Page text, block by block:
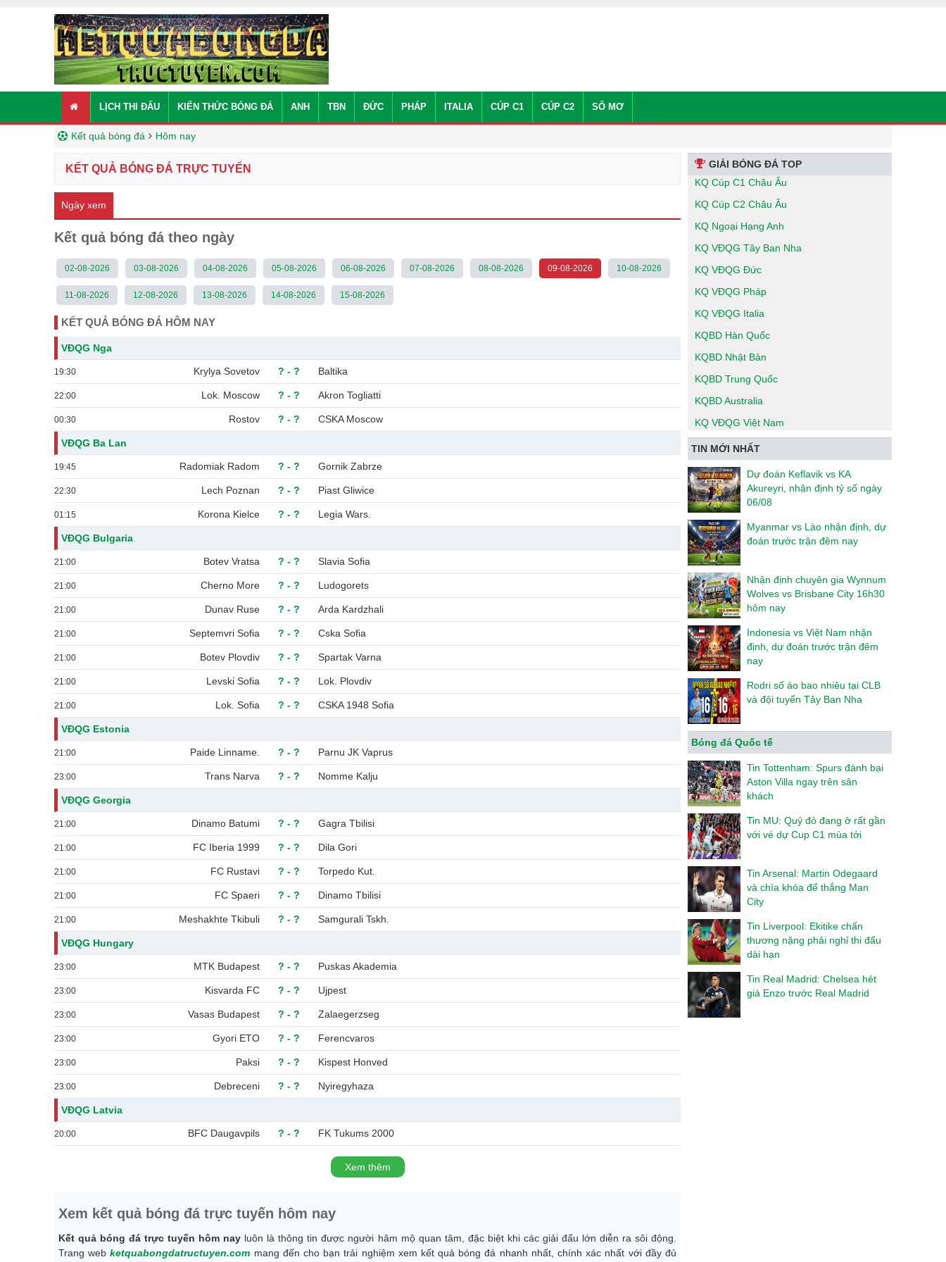
LỊCH THI ĐẤU KIẾN THỨC BÓNG ĐÁ ANH TBN ĐỨC PHÁP ITALIA CÚP C1 CÚP C2 SỔ MƠ
Kết quả bóng đá Hôm nay
KẾT QUẢ BÓNG ĐÁ TRỰC TUYẾN
Ngày xem
Kết quả bóng đá theo ngày
02-08-2026 03-08-2026 04-08-2026 05-08-2026 06-08-2026 07-08-2026 08-08-2026 09-08-2026 10-08-2026
11-08-2026 12-08-2026 13-08-2026 14-08-2026 15-08-2026
KẾT QUẢ BÓNG ĐÁ HÔM NAY
VĐQG Nga
19:30 Krylya Sovetov ? - ? Baltika
22:00 Lok. Moscow ? - ? Akron Togliatti
00:30 Rostov ? - ? CSKA Moscow
VĐQG Ba Lan
19:45 Radomiak Radom ? - ? Gornik Zabrze
22:30 Lech Poznan ? - ? Piast Gliwice
01:15 Korona Kielce ? - ? Legia Wars.
VĐQG Bulgaria
21:00 Botev Vratsa ? - ? Slavia Sofia
21:00 Cherno More ? - ? Ludogorets
21:00 Dunav Ruse ? - ? Arda Kardzhali
21:00 Septemvri Sofia ? - ? Cska Sofia
21:00 Botev Plovdiv ? - ? Spartak Varna
21:00 Levski Sofia ? - ? Lok. Plovdiv
21:00 Lok. Sofia ? - ? CSKA 1948 Sofia
VĐQG Estonia
21:00 Paide Linname. ? - ? Parnu JK Vaprus
23:00 Trans Narva ? - ? Nomme Kalju
VĐQG Georgia
21:00 Dinamo Batumi ? - ? Gagra Tbilisi
21:00 FC Iberia 1999 ? - ? Dila Gori
21:00 FC Rustavi ? - ? Torpedo Kut.
21:00 FC Spaeri ? - ? Dinamo Tbilisi
21:00 Meshakhte Tkibuli ? - ? Samgurali Tskh.
VĐQG Hungary
23:00 MTK Budapest ? - ? Puskas Akademia
23:00 Kisvarda FC ? - ? Ujpest
23:00 Vasas Budapest ? - ? Zalaegerzseg
23:00 Gyori ETO ? - ? Ferencvaros
23:00 Paksi ? - ? Kispest Honved
23:00 Debreceni ? - ? Nyiregyhaza
VĐQG Latvia
20:00 BFC Daugavpils ? - ? FK Tukums 2000
Xem thêm
Xem kết quả bóng đá trực tuyến hôm nay
Kết quả bóng đá trực tuyến hôm nay luôn là thông tin được người hâm mộ quan tâm, đặc biệt khi các giải đấu lớn diễn ra sôi động.
Trang webketquabongdatructuyen.com mang đến cho bạn trải nghiệm xem kết quả bóng đá nhanh nhất, chính xác nhất với đầy đủ
GIẢI BÓNG ĐÁ TOP
KQ Cúp C1 Châu Âu
KQ Cúp C2 Châu Âu
KQ Ngoại Hạng Anh
KQ VĐQG Tây Ban Nha
KQ VĐQG Đức
KQ VĐQG Pháp
KQ VĐQG Italia
KQBD Hàn Quốc
KQBD Nhật Bản
KQBD Trung Quốc
KQBD Australia
KQ VĐQG Việt Nam
TIN MỚI NHẤT
Dự đoán Keflavik vs KA
Akureyri, nhận định tỷ số ngày
06/08
Myanmar vs Lào nhận định, dự
đoán trước trận đêm nay
Nhận định chuyên gia Wynnum
Wolves vs Brisbane City 16h30
hôm nay
Indonesia vs Việt Nam nhận
định, dự đoán trước trận đêm
nay
Rodri số áo bao nhiêu tại CLB
và đội tuyển Tây Ban Nha
Bóng đá Quốc tế
Tin Tottenham: Spurs đánh bại
Aston Villa ngay trên sân
khách
Tin MU: Quỷ đỏ đang ở rất gần
với vé dự Cup C1 mùa tới
Tin Arsenal: Martin Odegaard
và chìa khóa để thắng Man
City
Tin Liverpool: Ekitike chấn
thương nặng phải nghỉ thi đấu
dài hạn
Tin Real Madrid: Chelsea hét
giá Enzo trước Real Madrid